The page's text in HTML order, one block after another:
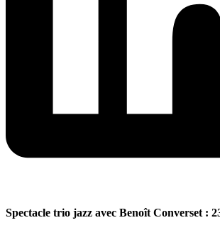
Spectacle trio jazz avec Benoît Converset :